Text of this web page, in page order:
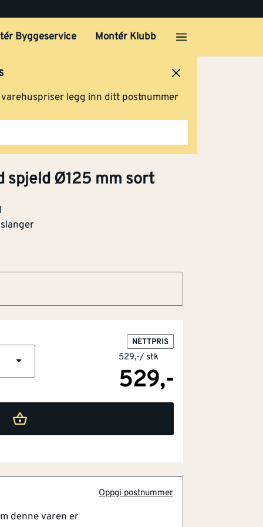
Byggeservice Montér Klubb
legg inn ditt postnummer
spjeld Ø125 mm sort
Klikk og hent
NETTPRIS
529,-/ stk
529,-
Oppgi postnummer
denne varen er